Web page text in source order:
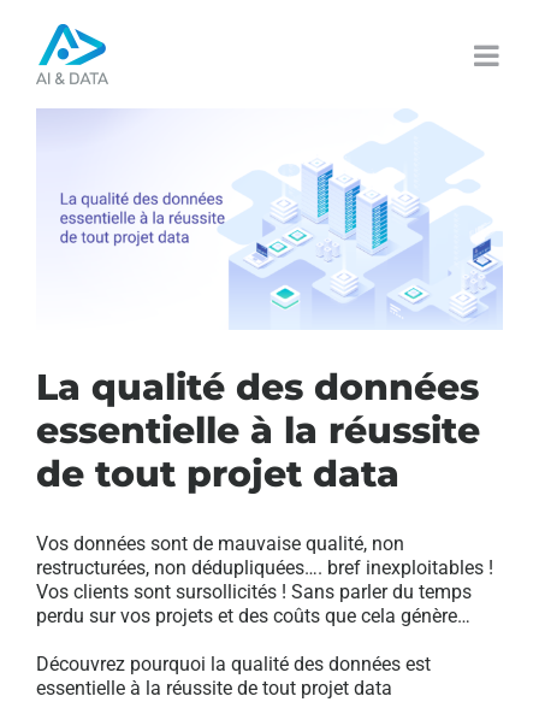
contenu
La qualité des données
essentielle à la réussite
de tout projet data
Vos données sont de mauvaise qualité, non
restructurées, non dédupliquées…. bref inexploitables !
Vos clients sont sursollicités ! Sans parler du temps
perdu sur vos projets et des coûts que cela génère…
Découvrez pourquoi la qualité des données est
essentielle à la réussite de tout projet data